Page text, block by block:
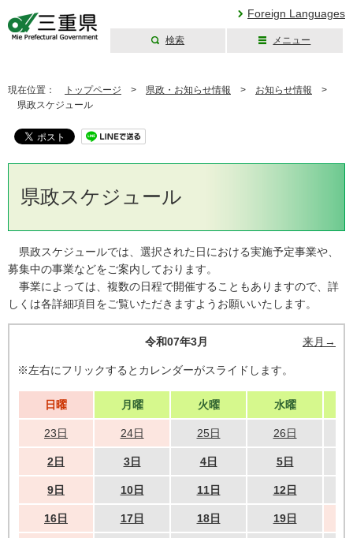
Foreign Languages
検索 メニュー
現在位置： トップページ > 県政・お知らせ情報 > お知らせ情報 >
県政スケジュール
県政スケジュール
県政スケジュールでは、選択された日における実施予定事業や、
募集中の事業などをご案内しております。
事業によっては、複数の日程で開催することもありますので、詳
しくは各詳細項目をご覧いただきますようお願いいたします。
令和07年3月 来月→
※左右にフリックするとカレンダーがスライドします。
日曜 月曜 火曜 水曜
23日 24日 25日 26日
2日 3日 4日 5日
9日 10日 11日 12日
16日 17日 18日 19日